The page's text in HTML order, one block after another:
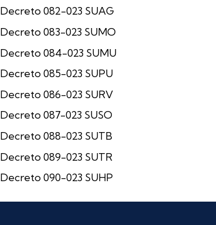
Decreto 082-023 SUAG
Decreto 083-023 SUMO
Decreto 084-023 SUMU
Decreto 085-023 SUPU
Decreto 086-023 SURV
Decreto 087-023 SUSO
Decreto 088-023 SUTB
Decreto 089-023 SUTR
Decreto 090-023 SUHP